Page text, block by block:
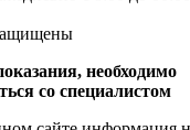
необходимо
со специалистом